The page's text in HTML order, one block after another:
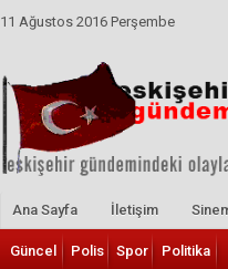
11 Ağustos 2016 Perşembe
Ana Sayfa İletişim
Güncel Polis Spor Politika